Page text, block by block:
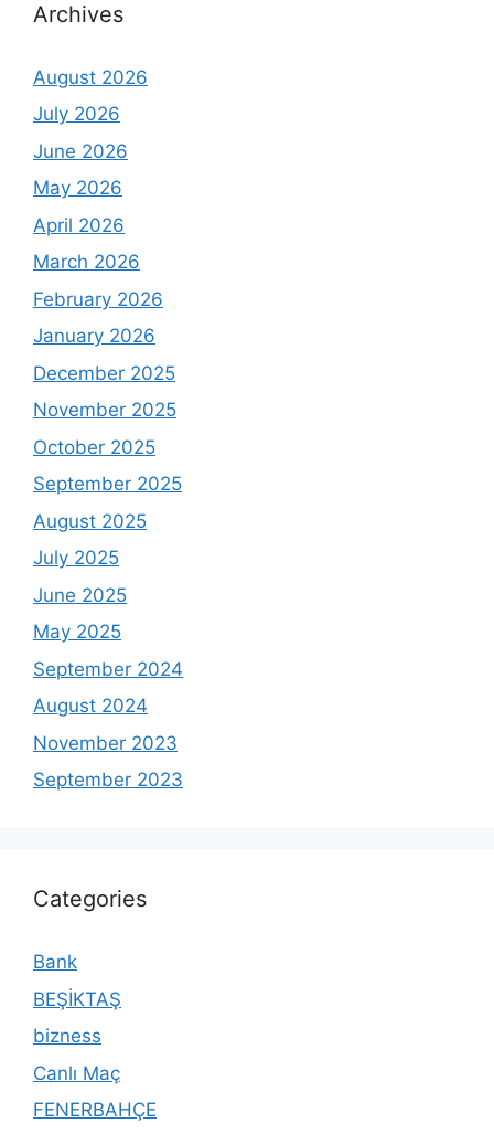
Archives
August 2026
July 2026
June 2026
May 2026
April 2026
March 2026
February 2026
January 2026
December 2025
November 2025
October 2025
September 2025
August 2025
July 2025
June 2025
May 2025
September 2024
August 2024
November 2023
September 2023
Categories
Bank
BEŞİKTAŞ
bizness
Canlı Maç
FENERBAHÇE